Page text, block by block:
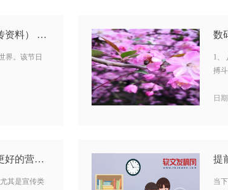
资料） …
界。该节日
1、
搏
日
写软文时，牢记这些规则，让你拥有更好的营销效果…
其是宣传类
提
当